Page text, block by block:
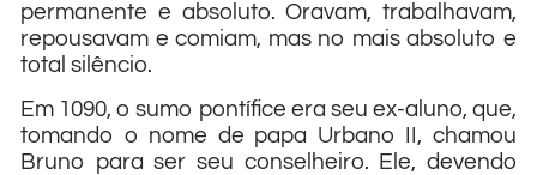
permanente e absoluto. Oravam, trabalhavam,
repousavam e comiam, mas no mais absoluto e
total silêncio.
Em 1090, o sumo pontífice era seu ex-aluno, que,
tomando o nome de papa Urbano II, chamou
Bruno para ser seu conselheiro. Ele, devendo